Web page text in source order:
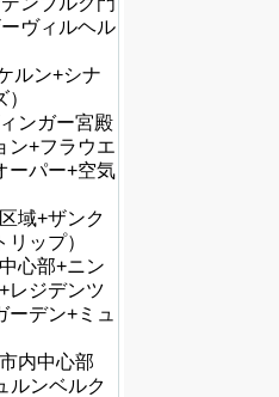
ヴィルヘル
ルン+シナ
ンガー宮殿
ン+フラウエ
ーパー+空気
域+ザンク
リップ）
心部+ニン
レジデンツ
ーデン+ミュ
内中心部
ルンベルク